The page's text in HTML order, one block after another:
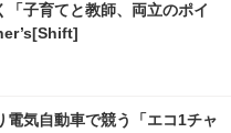
「子育てと教師、両立のポイ
電気自動車で競う「エコ1チャ